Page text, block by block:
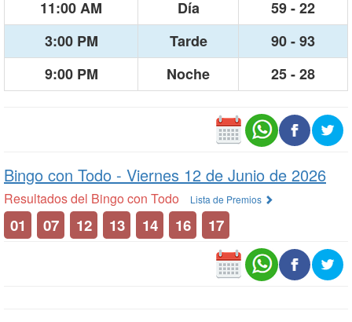
11:00 AM Día
59 - 22
3:00 PM
Tarde
90 - 93
9:00 PM
Noche 25 - 28
Bingo con Todo - Viernes 12 de Junio de 2026
Resultados del Bingo con Todo Lista de Premios
01 07 12 13 14 16 17